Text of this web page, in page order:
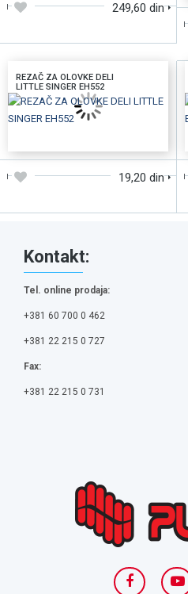
249,60 din
REZAČ ZA OLOVKE DELI
LITTLE SINGER EH552
19,20 din
Kontakt:
Tel. online prodaja:
+381 60 700 0 462
+381 22 215 0 727
Fax:
+381 22 215 0 731